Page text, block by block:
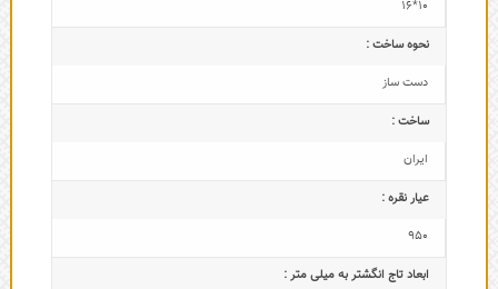
10*16
نحوه ساخت :
دست ساز
ساخت :
ایران
عیار نقره :
950
ابعاد تاج‌ انگشتر به میلی متر :